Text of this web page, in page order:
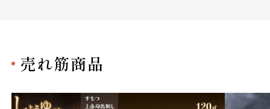
売れ筋商品